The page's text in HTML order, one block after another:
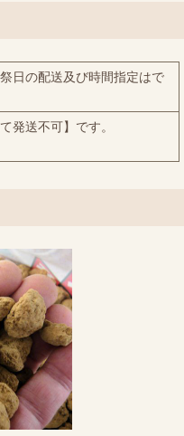
日の配送及び時間指定はで
発送不可】です。